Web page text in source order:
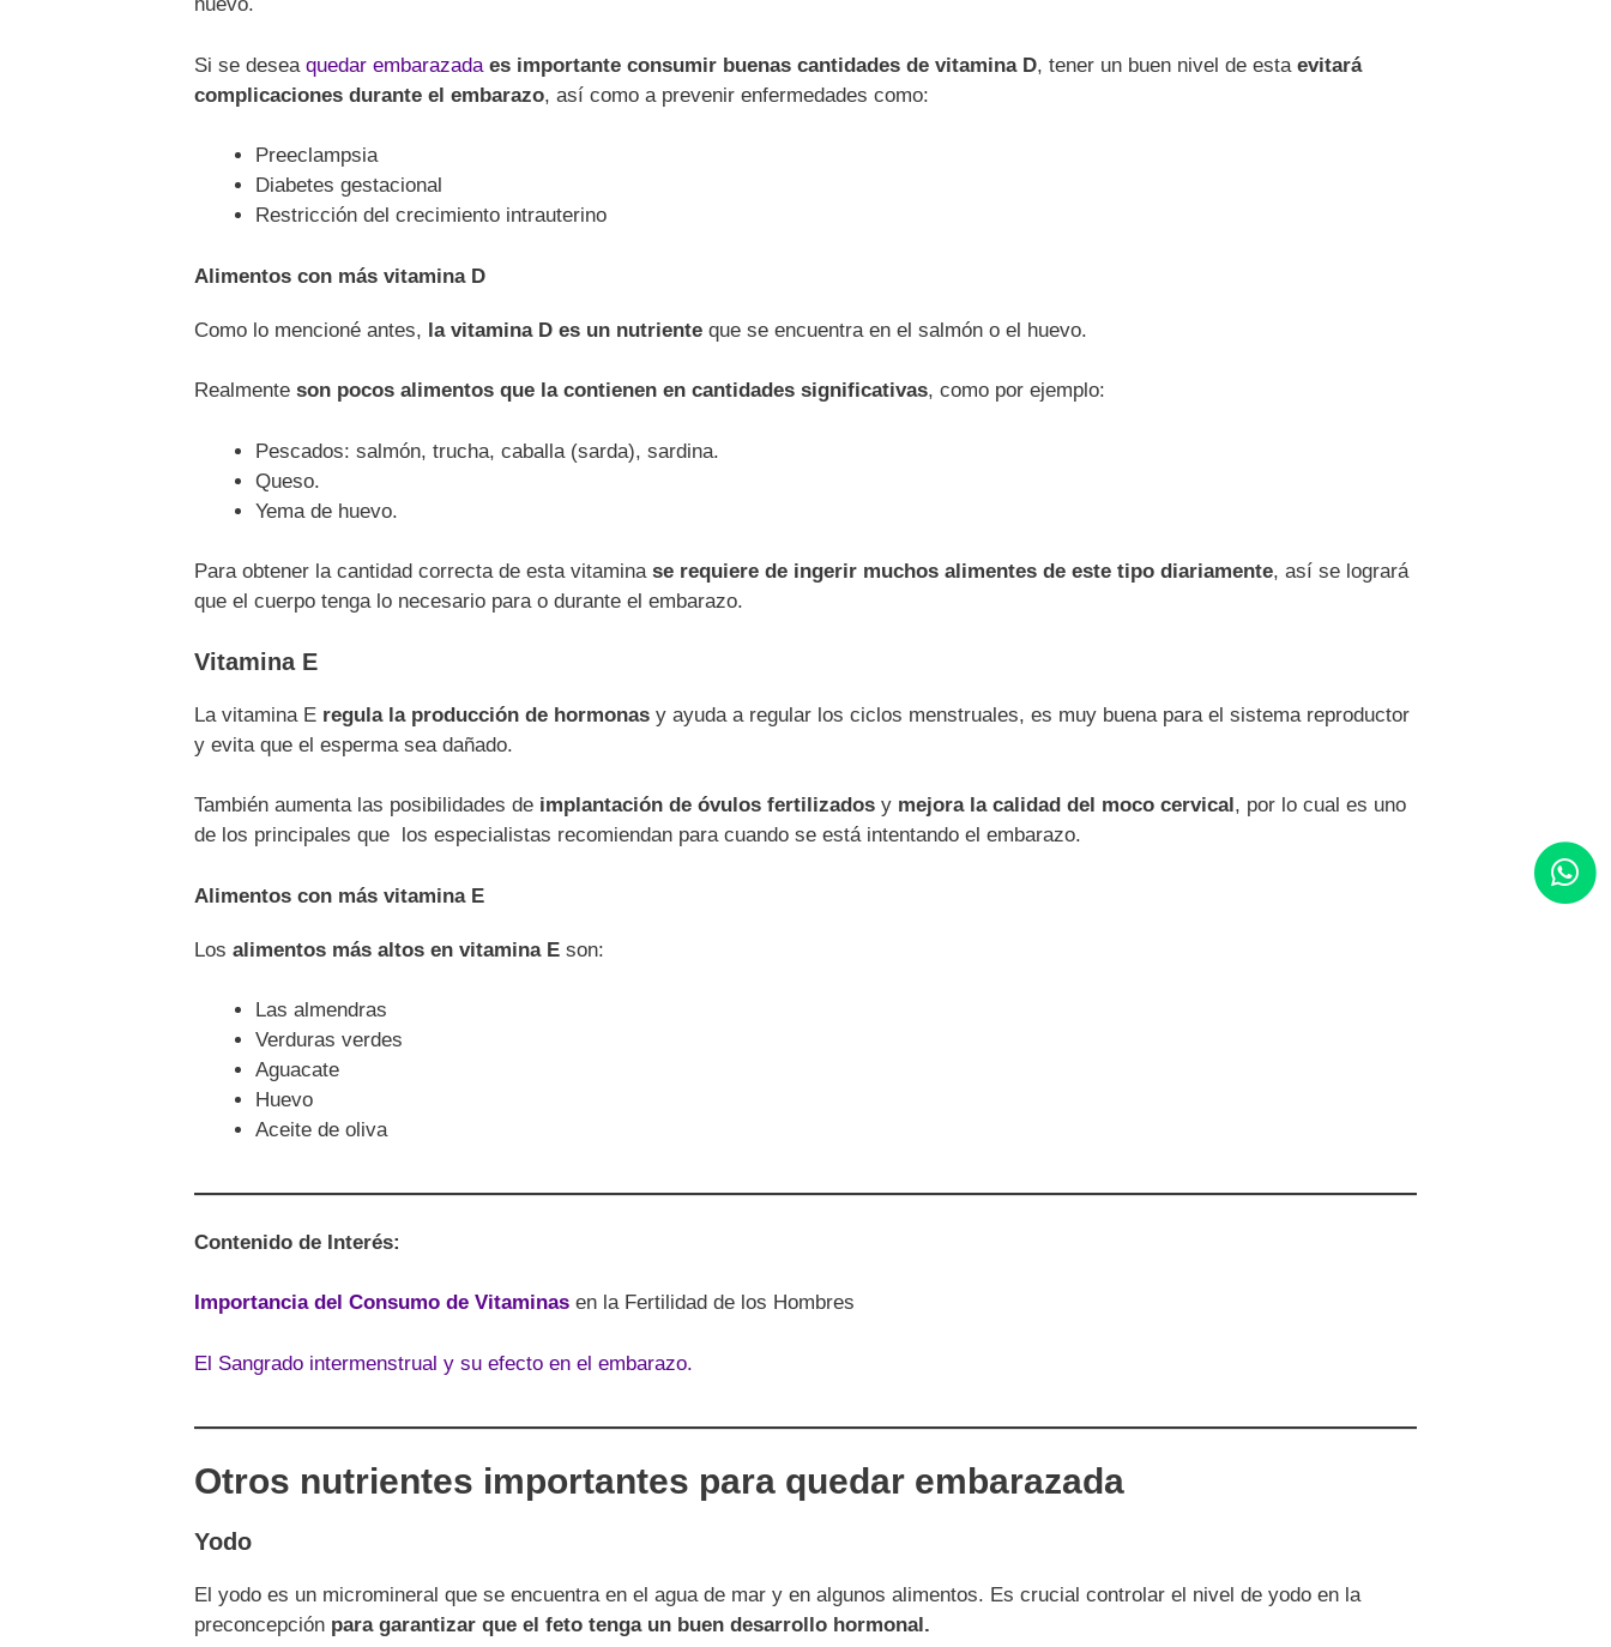
Si se desea quedar embarazada es importante consumir buenas cantidades de vitamina D, tener un buen nivel de esta evitará
complicaciones durante el embarazo, así como a prevenir enfermedades como:
Preeclampsia
Diabetes gestacional
Restricción del crecimiento intrauterino
Alimentos con más vitamina D
Como lo mencioné antes, la vitamina D es un nutriente que se encuentra en el salmón o el huevo.
Realmente son pocos alimentos que la contienen en cantidades significativas, como por ejemplo:
Pescados: salmón, trucha, caballa (sarda), sardina.
Queso.
Yema de huevo.
Para obtener la cantidad correcta de esta vitamina se requiere de ingerir muchos alimentes de este tipo diariamente, así se logrará
que el cuerpo tenga lo necesario para o durante el embarazo.
Vitamina E
La vitamina E regula la producción de hormonas y ayuda a regular los ciclos menstruales, es muy buena para el sistema reproductor
y evita que el esperma sea dañado.
También aumenta las posibilidades de implantación de óvulos fertilizados y mejora la calidad del moco cervical , por lo cual es uno
de los principales que los especialistas recomiendan para cuando se está intentando el embarazo.
Alimentos con más vitamina E
Los alimentos más altos en vitamina E son:
Las almendras
Verduras verdes
Aguacate
Huevo
Aceite de oliva
Contenido de Interés:
Importancia del Consumo de Vitaminas en la Fertilidad de los Hombres
El Sangrado intermenstrual y su efecto en el embarazo.
Otros nutrientes importantes para quedar embarazada
Yodo
El yodo es un micromineral que se encuentra en el agua de mar y en algunos alimentos. Es crucial controlar el nivel de yodo en la
preconcepción para garantizar que el feto tenga un buen desarrollo hormonal.